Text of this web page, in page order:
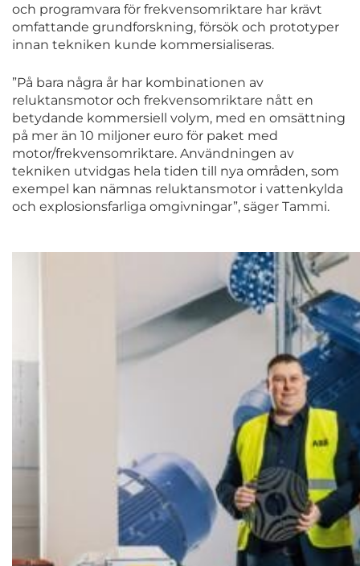
och programvara för frekvensomriktare har krävt
omfattande grundforskning, försök och prototyper
innan tekniken kunde kommersialiseras.
”På bara några år har kombinationen av
reluktansmotor och frekvensomriktare nått en
betydande kommersiell volym, med en omsättning
på mer än 10 miljoner euro för paket med
motor/frekvensomriktare. Användningen av
tekniken utvidgas hela tiden till nya områden, som
exempel kan nämnas reluktansmotor i vattenkylda
och explosionsfarliga omgivningar”, säger Tammi.